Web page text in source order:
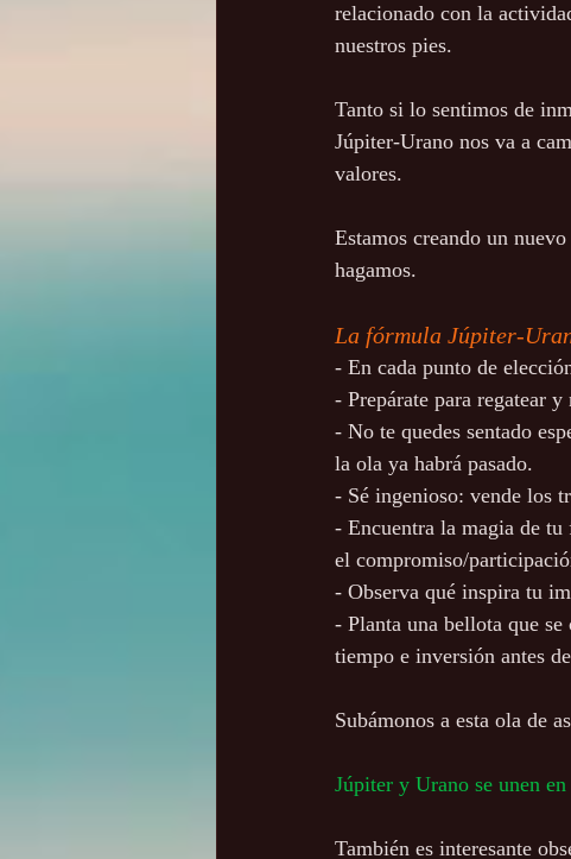
relacionado con la
nuestros pies.
Tanto si lo sentimos de
Júpiter-Urano nos va a
valores.
Estamos creando un
hagamos.
La fórmula Júpiter-
- En cada punto de
- Prepárate para regatear
- No te quedes sentado
la ola ya habrá pasado.
- Sé ingenioso: vende los
- Encuentra la magia de
el compromiso/
- Observa qué inspira tu
- Planta una bellota que
tiempo e inversión antes
Subámonos a esta ola de
Júpiter y Urano se unen
También es interesante